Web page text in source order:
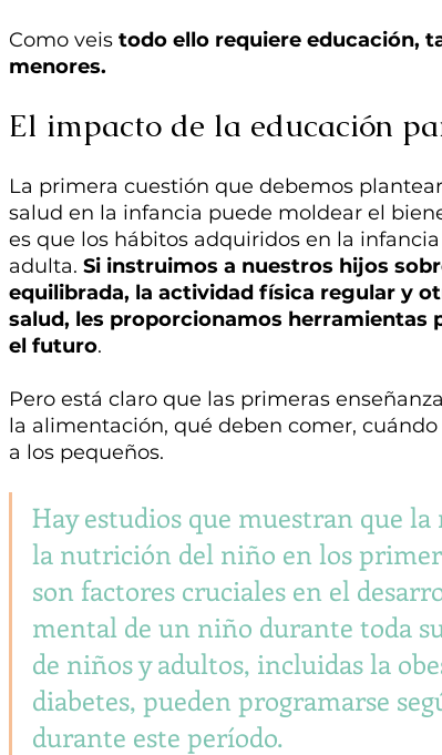
Como veis todo ello requiere educación,
menores.
El impacto de la educación
La primera cuestión que debemos
salud en la infancia puede moldear el
es que los hábitos adquiridos en la
adulta. Si instruimos a nuestros hijos
equilibrada, la actividad física regular y
salud, les proporcionamos herramientas
el futuro.
Pero está claro que las primeras
la alimentación, qué deben comer,
a los pequeños.
Hay estudios que muestran que
la nutrición del niño en los
son factores cruciales en el
mental de un niño durante toda
de niños y adultos, incluidas la
diabetes, pueden programarse
durante este período.